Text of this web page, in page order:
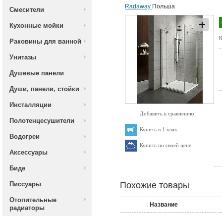
Смесители
Кухонные мойки
Раковины для ванной
Унитазы
Душевые панели
Души, панели, стойки
Инсталляции
Полотенцесушители
Водогреи
Аксессуары
Биде
Писсуары
Отопительные
радиаторы
Radaway Польша
Добавить к сравнению
Купить в 1 клик
Купить по своей цене
Похожие товары
Название